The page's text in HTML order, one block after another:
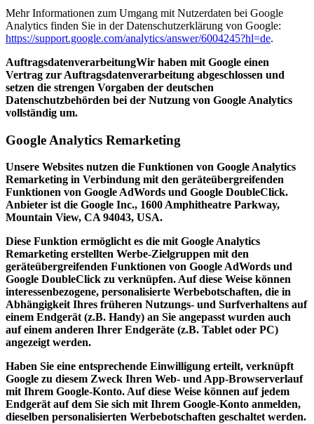
Mehr Informationen zum Umgang mit Nutzerdaten bei Google
Analytics finden Sie in der Datenschutzerklärung von Google:
https://support.google.com/analytics/answer/6004245?hl=de.
AuftragsdatenverarbeitungWir haben mit Google einen
Vertrag zur Auftragsdatenverarbeitung abgeschlossen und
setzen die strengen Vorgaben der deutschen
Datenschutzbehörden bei der Nutzung von Google Analytics
vollständig um.
Google Analytics Remarketing
Unsere Websites nutzen die Funktionen von Google Analytics
Remarketing in Verbindung mit den geräteübergreifenden
Funktionen von Google AdWords und Google DoubleClick.
Anbieter ist die Google Inc., 1600 Amphitheatre Parkway,
Mountain View, CA 94043, USA.
Diese Funktion ermöglicht es die mit Google Analytics
Remarketing erstellten Werbe-Zielgruppen mit den
geräteübergreifenden Funktionen von Google AdWords und
Google DoubleClick zu verknüpfen. Auf diese Weise können
interessenbezogene, personalisierte Werbebotschaften, die in
Abhängigkeit Ihres früheren Nutzungs- und Surfverhaltens auf
einem Endgerät (z.B. Handy) an Sie angepasst wurden auch
auf einem anderen Ihrer Endgeräte (z.B. Tablet oder PC)
angezeigt werden.
Haben Sie eine entsprechende Einwilligung erteilt, verknüpft
Google zu diesem Zweck Ihren Web- und App-Browserverlauf
mit Ihrem Google-Konto. Auf diese Weise können auf jedem
Endgerät auf dem Sie sich mit Ihrem Google-Konto anmelden,
dieselben personalisierten Werbebotschaften geschaltet werden.